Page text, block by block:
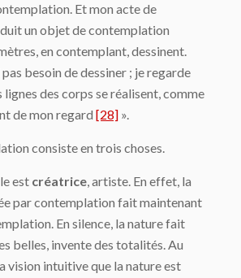
Et mon acte de
un objet de contemplation
en contemplant, dessinent.
pas besoin de dessiner ; je regarde
lignes des corps se réalisent, comme
de mon regard [28] ».
consiste en trois choses.
est créatrice, artiste. En effet, la
par contempla­tion fait maintenant
En silence, la nature fait
belles, invente des totalités. Au
vision intuitive que la nature est